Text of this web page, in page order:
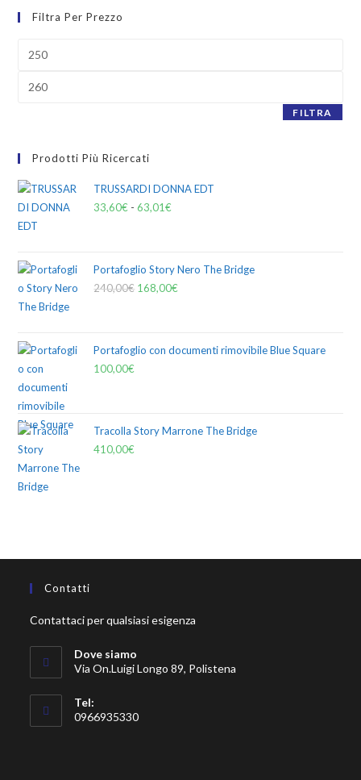
Filtra Per Prezzo
FILTRA
Prodotti Più Ricercati
TRUSSARDI DONNA EDT
33,60€ - 63,01€
Portafoglio Story Nero The Bridge
240,00€ 168,00€
Portafoglio con documenti rimovibile Blue Square
100,00€
Tracolla Story Marrone The Bridge
410,00€
Contatti
Contattaci per qualsiasi esigenza
Dove siamo
Via On.Luigi Longo 89, Polistena
Tel:
0966935330